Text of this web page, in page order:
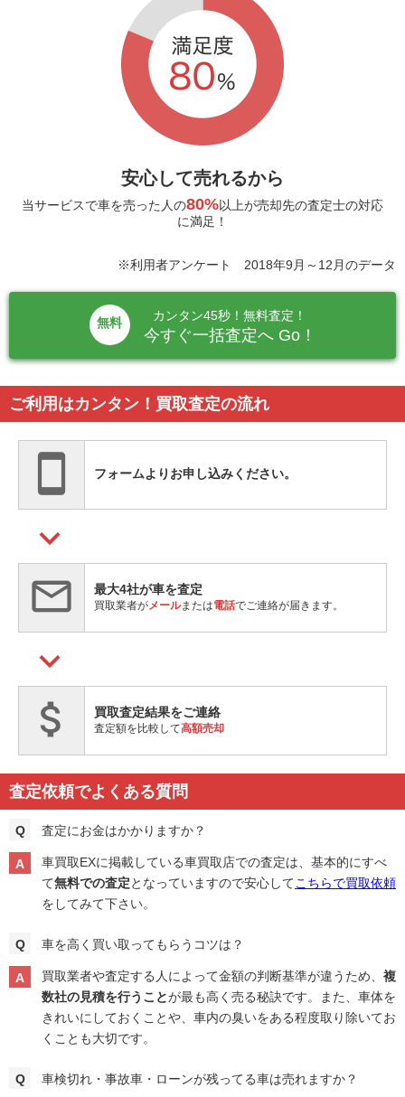
安心して売れるから
当サービスで車を売った人の80%以上が売却先の査定士の対応
に満足！
※利用者アンケート 2018年9月～12月のデータ
無料
カンタン45秒！無料査定！
今すぐ一括査定へ Go！
ご利用はカンタン！買取査定の流れ
smartphone フォームよりお申し込みください。
keyboard_arrow_down
mail_outline 最大4社が車を査定
買取業者がメールまたは電話でご連絡が届きます。
keyboard_arrow_down
attach_money 買取査定結果をご連絡
査定額を比較して高額売却
査定依頼でよくある質問
査定にお金はかかりますか？
車買取EXに掲載している車買取店での査定は、基本的にすべ
て無料での査定となっていますので安心してこちらで買取依頼
をしてみて下さい。
車を高く買い取ってもらうコツは？
買取業者や査定する人によって金額の判断基準が違うため、 複
数社の見積を行うことが最も高く売る秘訣です。また、車体を
きれいにしておくことや、車内の臭いをある程度取り除いてお
くことも大切です。
車検切れ・事故車・ローンが残ってる車は売れますか？